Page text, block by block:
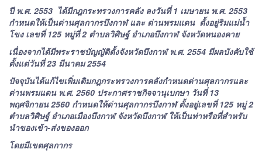
ปี พ.ศ. 2553 ได้มีกฎกระทรวงการคลัง ลงวันที่ 1 เมษายน พ.ศ. 2553
กำหนดให้เป็นด่านศุลกากรบึงกาฬ และ ด่านพรมแดน ตั้งอยู่ริมแม่น้ำ
โขง เลขที่ 125 หมู่ที่ 2 ตำบลวิศิษฐ์ อำเภอบึงกาฬ จังหวัดหนองคาย
เนื่องจากได้มีพระราชบัญญัติตั้งจังหวัดบึงกาฬ พ.ศ. 2554 มีผลบังคับใช้
ตั้งแต่วันที่ 23 มีนาคม 2554
ปัจจุบันได้แก้ไขเพิ่มเติมกฎกระทรวงการคลังกำหนดด่านศุลกากรและ
ด่านพรมแดน พ.ศ. 2560 ประกาศราชกิจจานุเบกษา วันที่ 13
พฤศจิกายน 2560 กำหนดให้ด่านศุลกากรบึงกาฬ ตั้งอยู่เลขที่ 125 หมู่ 2
ตำบลวิศิษฐ์ อำเภอเมืองบึงกาฬ จังหวัดบึงกาฬ ให้เป็นท่าหรือที่สำหรับ
นำของเข้า-ส่งของออก
โดยมีเขตศุลกากร